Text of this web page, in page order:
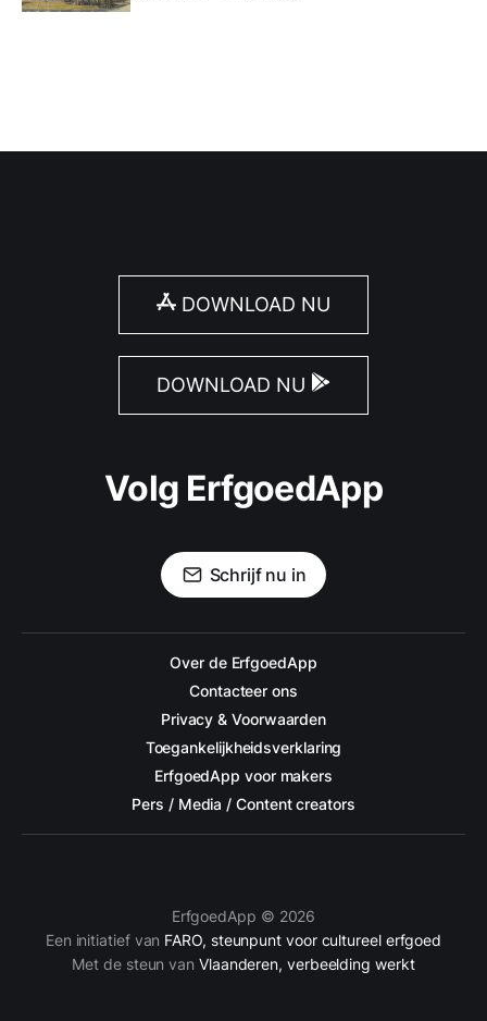
DOWNLOAD NU
DOWNLOAD NU
Volg ErfgoedApp
Schrijf nu in
Over de ErfgoedApp
Contacteer ons
Privacy & Voorwaarden
Toegankelijkheidsverklaring
ErfgoedApp voor makers
Pers / Media / Content creators
ErfgoedApp © 2026
Een initiatief van FARO, steunpunt voor cultureel erfgoed
Met de steun van Vlaanderen, verbeelding werkt